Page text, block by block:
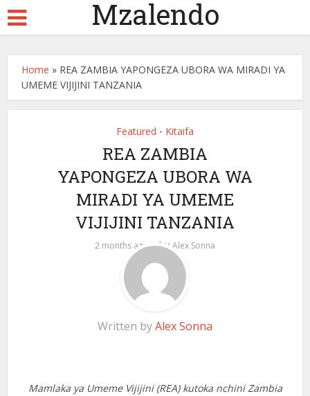
Mzalendo
Home » REA ZAMBIA YAPONGEZA UBORA WA MIRADI YA
UMEME VIJIJINI TANZANIA
Featured • Kitaifa
REA ZAMBIA
YAPONGEZA UBORA WA
MIRADI YA UMEME
VIJIJINI TANZANIA
2 months ago by Alex Sonna
Written byAlex Sonna
Mamlaka ya Umeme Vijijini (REA) kutoka nchini Zambia